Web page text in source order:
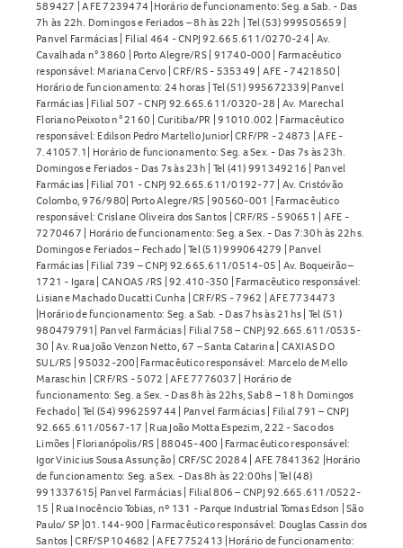
589427 | AFE 7239474 |Horário de funcionamento: Seg. a Sab. - Das
7h às 22h. Domingos e Feriados – 8h às 22h | Tel (53) 999505659 |
Panvel Farmácias | Filial 464 - CNPJ 92.665.611/0270-24 | Av.
Cavalhada n° 3860 | Porto Alegre/RS | 91740-000 | Farmacêutico
responsável: Mariana Cervo | CRF/RS - 535349 | AFE - 7421850 |
Horário de funcionamento: 24 horas | Tel (51) 995672339| Panvel
Farmácias | Filial 507 - CNPJ 92.665.611/0320-28 | Av. Marechal
Floriano Peixoto n° 2160 | Curitiba/PR | 91010.002 | Farmacêutico
responsável: Edilson Pedro Martello Junior| CRF/PR - 24873 | AFE -
7.41057.1| Horário de funcionamento: Seg. a Sex. - Das 7s às 23h.
Domingos e Feriados - Das 7s às 23h | Tel (41) 991349216 | Panvel
Farmácias | Filial 701 - CNPJ 92.665.611/0192-77 | Av. Cristóvão
Colombo, 976/980| Porto Alegre/RS | 90560-001 | Farmacêutico
responsável: Crislane Oliveira dos Santos | CRF/RS - 590651 | AFE -
7270467 | Horário de funcionamento: Seg. a Sex. - Das 7:30h às 22hs.
Domingos e Feriados – Fechado | Tel (51) 999064279 | Panvel
Farmácias | Filial 739 – CNPJ 92.665.611/0514-05 | Av. Boqueirão –
1721 - Igara | CANOAS /RS | 92.410-350 | Farmacêutico responsável:
Lisiane Machado Ducatti Cunha | CRF/RS - 7962 | AFE 7734473
|Horário de funcionamento: Seg. a Sab. - Das 7hs às 21hs | Tel (51)
980479791| Panvel Farmácias | Filial 758 – CNPJ 92.665.611/0535-
30 | Av. Rua João Venzon Netto, 67 – Santa Catarina | CAXIAS DO
SUL/RS | 95032-200| Farmacêutico responsável: Marcelo de Mello
Maraschin | CRF/RS - 5072 | AFE 7776037 | Horário de
funcionamento: Seg. a Sex. - Das 8h às 22hs, Sab 8 – 18 h Domingos
Fechado | Tel (54) 996259744 | Panvel Farmácias | Filial 791 – CNPJ
92.665.611/0567-17 | Rua João Motta Espezim, 222 - Saco dos
Limões | Florianópolis/RS | 88045-400 | Farmacêutico responsável:
Igor Vinicius Sousa Assunção | CRF/SC 20284 | AFE 7841362 |Horário
de funcionamento: Seg. a Sex. - Das 8h às 22:00hs | Tel (48)
991337615| Panvel Farmácias | Filial 806 – CNPJ 92.665.611/0522-
15 | Rua Inocêncio Tobias, nº 131 - Parque Industrial Tomas Edson | São
Paulo/ SP |01.144-900 | Farmacêutico responsável: Douglas Cassin dos
Santos | CRF/SP 104682 | AFE 7752413 |Horário de funcionamento: